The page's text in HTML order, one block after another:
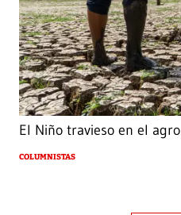
El Niño travieso en el agro
COLUMNISTAS